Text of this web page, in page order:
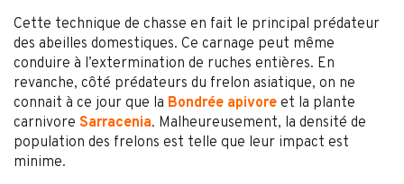
Cette technique de chasse en fait le principal prédateur
des abeilles domestiques. Ce carnage peut même
conduire à l’extermination de ruches entières. En
revanche, côté prédateurs du frelon asiatique, on ne
connait à ce jour que la Bondrée apivore et la plante
carnivore Sarracenia. Malheureusement, la densité de
population des frelons est telle que leur impact est
minime.